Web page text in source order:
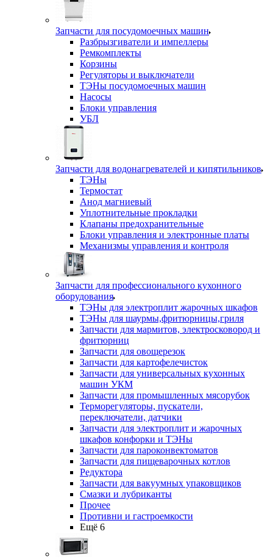
Запчасти для посудомоечных машин
Разбрызгиватели и импеллеры
Ремкомплекты
Корзины
Регуляторы и выключатели
ТЭНы посудомоечных машин
Насосы
Блоки управления
УБЛ
Запчасти для водонагревателей и кипятильников
ТЭНы
Термостат
Анод магниевый
Уплотнительные прокладки
Клапаны предохранительные
Блоки управления и электронные платы
Механизмы управления и контроля
Запчасти для профессионального кухонного
оборудования
ТЭНы для электроплит жарочных шкафов
ТЭНы для шаурмы,фритюрницы,гриля
Запчасти для мармитов, электросковород и
фритюрниц
Запчасти для овощерезок
Запчасти для картофелечисток
Запчасти для универсальных кухонных
машин УКМ
Запчасти для промышленных мясорубок
Терморегуляторы, пускатели,
переключатели, датчики
Запчасти для электроплит и жарочных
шкафов конфорки и ТЭНы
Запчасти для пароконвектоматов
Запчасти для пищеварочных котлов
Редуктора
Запчасти для вакуумных упаковщиков
Смазки и лубриканты
Прочее
Противни и гастроемкости
Ещё 6